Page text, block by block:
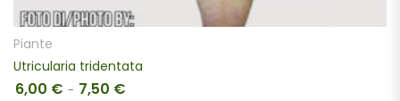
Piante
Utricularia tridentata
6,00 € - 7,50 €